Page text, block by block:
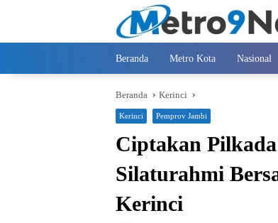
Beranda Metro Kota Nasional
Beranda Kerinci
Kerinci Pemprov Jambi
Ciptakan
Silaturahmi
Kerinci